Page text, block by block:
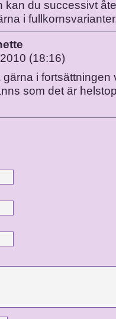
kan du successivt
i
(18:16)
i fortsättningen
som det är